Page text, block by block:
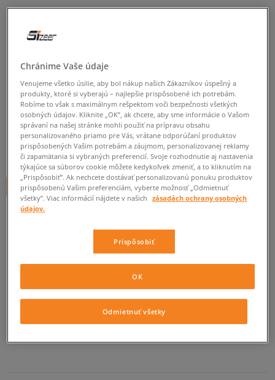
SKULLCANDY SLÚCHADLÁ
INKD LAKE
unisex, skullcandy
0.0 ( 0)
14,95€ cena s DPH
+ 15 BODOV VSIZEERCLUBE
Informujte ma o dostupnosti
Ak bude položka opäť dostupná, dostanete od nás oznámenie.
Vyberte veľkosť
Chránime Vaše údaje
Venujeme všetko úsilie, aby bol nákup našich Zákazníkov úspešný a
produkty, ktoré si vyberajú – najlepšie prispôsobené ich potrebám.
Robíme to však s maximálnym rešpektom voči bezpečnosti všetkých
osobných údajov. Kliknite „OK”, ak chcete, aby sme informácie o Vašom
správaní na našej stránke mohli použiť na prípravu obsahu
personalizovaného priamo pre Vás, vrátane odporúčaní produktov
prispôsobených Vašim potrebám a záujmom, personalizovanej reklamy
či zapamätania si vybraných preferencií. Svoje rozhodnutie aj nastavenia
týkajúce sa súborov cookie môžete kedykoľvek zmeniť, a to kliknutím na
„Prispôsobiť”. Ak nechcete dostávať personalizovanú ponuku produktov
prispôsobenú Vašim preferenciám, vyberte možnosť „Odmietnuť
všetky”. Viac informácií nájdete v našich
zásadách ochrany osobných
údajov.
Prispôsobiť
Odmietnuť všetky
OK